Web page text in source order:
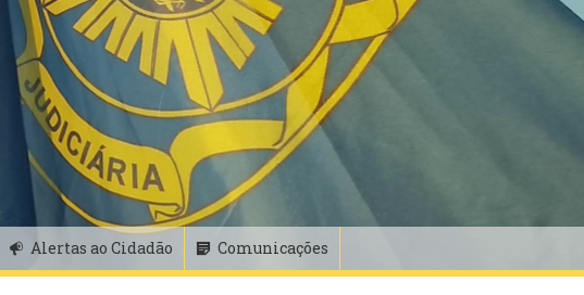
Alertas ao Cidadão Comunicações